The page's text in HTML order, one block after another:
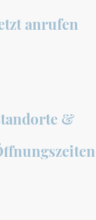
anrufen
&